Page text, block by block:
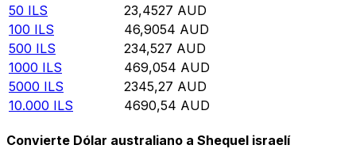
50 ILS 23,4527 AUD
100 ILS 46,9054 AUD
500 ILS 234,527 AUD
1000 ILS 469,054 AUD
5000 ILS 2345,27 AUD
10.000 ILS 4690,54 AUD
Convierte Dólar australiano a Shequel israelí